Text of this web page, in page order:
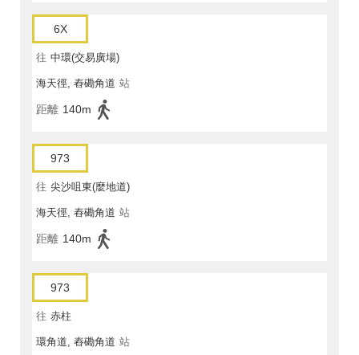
6X
往 中環(交易廣場)
海天徑, 舂磡角道 站
距離 140m
973
往 尖沙咀東(麼地道)
海天徑, 舂磡角道 站
距離 140m
973
往 赤柱
環角道, 舂磡角道 站